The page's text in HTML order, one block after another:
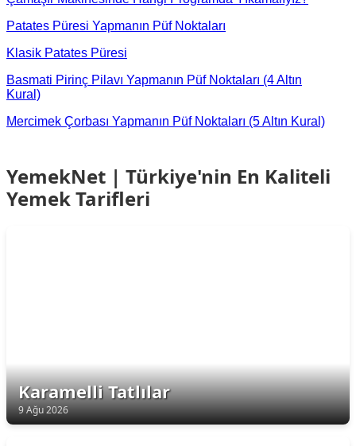
Patates Püresi Yapmanın Püf Noktaları
Klasik Patates Püresi
Basmati Pirinç Pilavı Yapmanın Püf Noktaları (4 Altın
Kural)
Mercimek Çorbası Yapmanın Püf Noktaları (5 Altın Kural)
YemekNet | Türkiye'nin En Kaliteli
Yemek Tarifleri
Karamelli Tatlılar
9 Ağu 2026